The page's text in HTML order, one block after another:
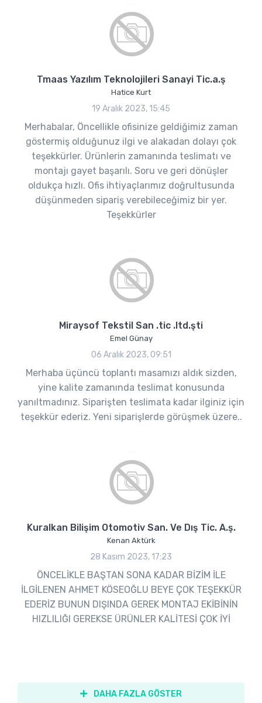
Tmaas Yazılım Teknolojileri Sanayi Tic.a.ş
Hatice Kurt
19 Aralık 2023, 15:45
Merhabalar, Öncellikle ofisinize geldiğimiz zaman
göstermiş olduğunuz ilgi ve alakadan dolayı çok
teşekkürler. Ürünlerin zamanında teslimatı ve
montajı gayet başarılı. Soru ve geri dönüşler
oldukça hızlı. Ofis ihtiyaçlarımız doğrultusunda
düşünmeden sipariş verebileceğimiz bir yer.
Teşekkürler
Miraysof Tekstil San .tic .ltd.şti
Emel Günay
06 Aralık 2023, 09:51
Merhaba üçüncü toplantı masamızı aldık sizden,
yine kalite zamanında teslimat konusunda
yanıltmadınız. Siparişten teslimata kadar ilginiz için
teşekkür ederiz. Yeni siparişlerde görüşmek üzere..
Kuralkan Bilişim Otomotiv San. Ve Dış Tic. A.ş.
Kenan Aktürk
28 Kasım 2023, 17:23
ÖNCELİKLE BAŞTAN SONA KADAR BİZİM İLE
İLGİLENEN AHMET KÖSEOĞLU BEYE ÇOK TEŞEKKÜR
EDERİZ BUNUN DIŞINDA GEREK MONTAJ EKİBİNİN
HIZLILIĞI GEREKSE ÜRÜNLER KALİTESİ ÇOK İYİ
DAHA FAZLA GÖSTER